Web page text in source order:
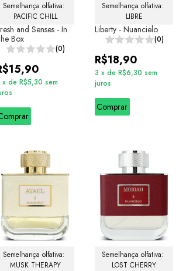
Semelhança olfativa:
PACIFIC CHILL
and Senses - In
Box
(0)
x de R$5,30 sem
Semelhança olfativa:
LIBRE
Liberty - Nuancielo
(0)
R$18,90
3 x de R$6,30 sem
juros
Comprar
Semelhança olfativa:
MUSK THERAPY
Semelhança olfativa:
LOST CHERRY